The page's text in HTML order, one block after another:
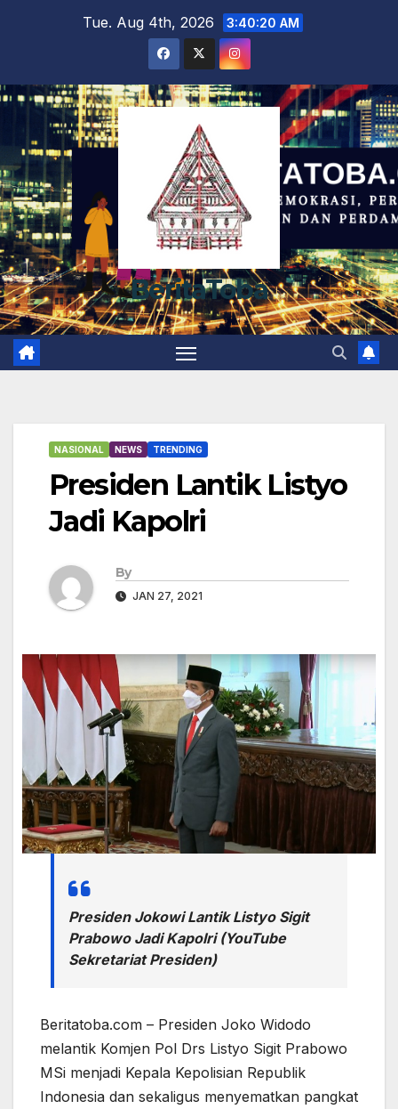
Tue. Aug 4th, 2026 3:40:20 AM
BeritaToba
NASIONAL NEWS TRENDING
Presiden Lantik Listyo
Jadi Kapolri
By
JAN 27, 2021
Presiden Jokowi Lantik Listyo Sigit
Prabowo Jadi Kapolri (YouTube
Sekretariat Presiden)
Beritatoba.com – Presiden Joko Widodo
melantik Komjen Pol Drs Listyo Sigit Prabowo
MSi menjadi Kepala Kepolisian Republik
Indonesia dan sekaligus menyematkan pangkat